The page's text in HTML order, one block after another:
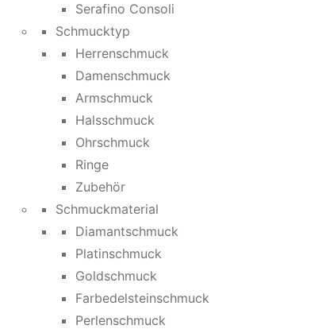
Serafino Consoli
Schmucktyp
Herrenschmuck
Damenschmuck
Armschmuck
Halsschmuck
Ohrschmuck
Ringe
Zubehör
Schmuckmaterial
Diamantschmuck
Platinschmuck
Goldschmuck
Farbedelsteinschmuck
Perlenschmuck